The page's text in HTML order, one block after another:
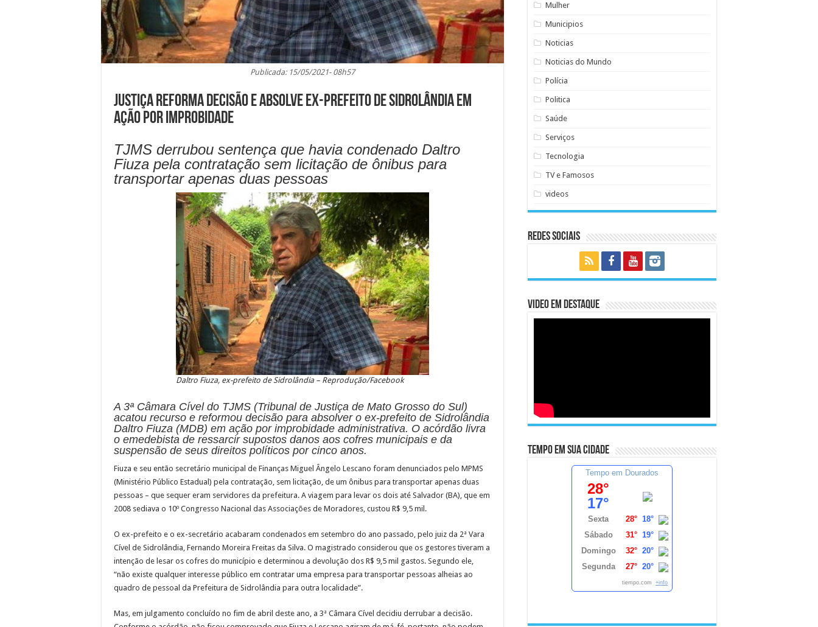
Publicada: 15/05/2021- 08h57
Justiça reforma decisão e absolve ex-prefeito de Sidrolândia em
ação por improbidade
TJMS derrubou sentença que havia condenado Daltro
Fiuza pela contratação sem licitação de ônibus para
transportar apenas duas pessoas
Daltro Fiuza, ex-prefeito de Sidrolândia – Reprodução/Facebook
A 3ª Câmara Cível do TJMS (Tribunal de Justiça de Mato Grosso do Sul)
acatou recurso e reformou decisão para absolver o ex-prefeito de Sidrolândia
Daltro Fiuza (MDB) em ação por improbidade administrativa. O acórdão livra
o emedebista de ressarcir supostos danos aos cofres municipais e da
suspensão de seus direitos políticos por cinco anos.
Fiuza e seu então secretário municipal de Finanças Miguel Ângelo Lescano foram denunciados pelo MPMS
(Ministério Público Estadual) pela contratação, sem licitação, de um ônibus para transportar apenas duas
pessoas – que sequer eram servidores da prefeitura. A viagem para levar os dois até Salvador (BA), que em
2008 sediava o 10º Congresso Nacional das Associações de Moradores, custou R$ 9,5 mil.
O ex-prefeito e o ex-secretário acabaram condenados em setembro do ano passado, pelo juiz da 2ª Vara
Cível de Sidrolândia, Fernando Moreira Freitas da Silva. O magistrado considerou que os gestores tiveram a
intenção de lesar os cofres do município e determinou a devolução dos R$ 9,5 mil gastos. Segundo ele,
“não existe qualquer interesse público em contratar uma empresa para transportar pessoas alheias ao
quadro de pessoal da Prefeitura de Sidrolândia para outra localidade”.
Mas, em julgamento concluído no fim de abril deste ano, a 3ª Câmara Cível decidiu derrubar a decisão.
Mulher
Municipios
Noticias
Noticias do Mundo
Polícia
Politica
Saúde
Serviços
Tecnologia
TV e Famosos
videos
Redes Sociais
Video em Destaque
Tempo em sua cidade
Tempo em Dourados
28°
17°
Sexta 28° 18°
Sábado
31° 19°
Domingo
32° 20°
Segunda
27° 20°
tiempo.com +info